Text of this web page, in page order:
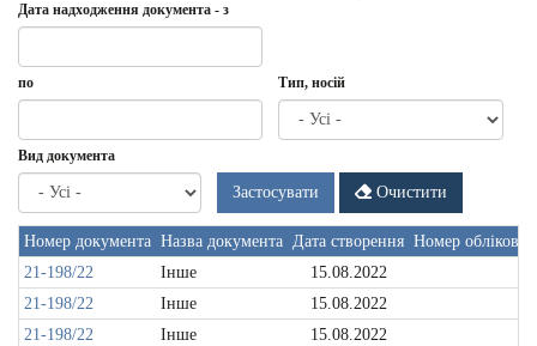
Дата надходження документа - з
Дата
Дата
надходження
-
з
по
Дата
по
Тип, носій
Вид документа
Застосувати Очистити
Номер документа Назва документа Дата створення Номер облікової
21-198/22
Інше
15.08.2022
21-198/22
Інше
15.08.2022
21-198/22
Інше
15.08.2022